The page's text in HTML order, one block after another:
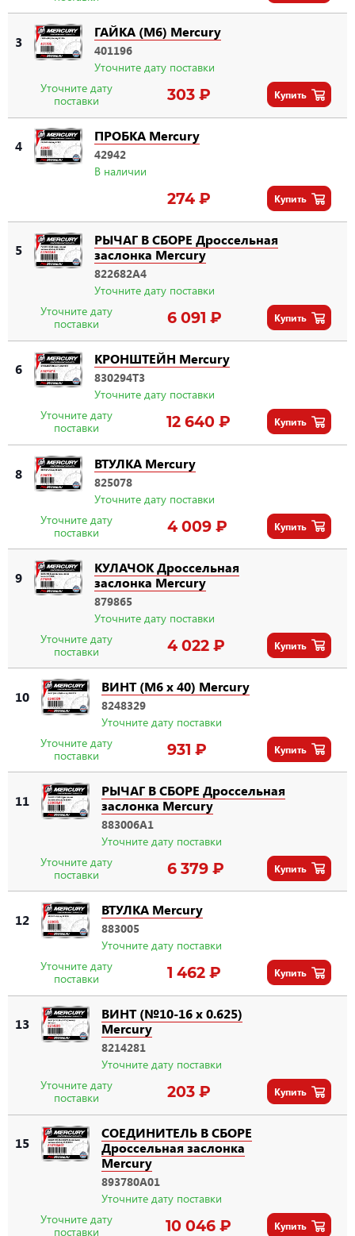
3
ГАЙКА (M6) Mercury
401196
Уточните дату поставки
Уточните дату
поставки
303 ₽ Купить
4
ПРОБКА Mercury
42942
В наличии
274 ₽ Купить
5
РЫЧАГ В СБОРЕ Дроссельная
заслонка Mercury
822682A4
Уточните дату поставки
Уточните дату
поставки
6 091 ₽ Купить
6
КРОНШТЕЙН Mercury
830294T3
Уточните дату поставки
Уточните дату
поставки
12 640 ₽ Купить
8
ВТУЛКА Mercury
825078
Уточните дату поставки
Уточните дату
поставки
4 009 ₽ Купить
9
КУЛАЧОК Дроссельная
заслонка Mercury
879865
Уточните дату поставки
Уточните дату
поставки
4 022 ₽ Купить
10
ВИНТ (M6 x 40) Mercury
8248329
Уточните дату поставки
Уточните дату
поставки
931 ₽ Купить
11
РЫЧАГ В СБОРЕ Дроссельная
заслонка Mercury
883006A1
Уточните дату поставки
Уточните дату
поставки
6 379 ₽ Купить
12
ВТУЛКА Mercury
883005
Уточните дату поставки
Уточните дату
поставки
1 462 ₽ Купить
13
ВИНТ (№10-16 x 0.625)
Mercury
8214281
Уточните дату поставки
Уточните дату
поставки
203 ₽ Купить
15
СОЕДИНИТЕЛЬ В СБОРЕ
Дроссельная заслонка
Mercury
893780A01
Уточните дату поставки
Уточните дату
поставки
10 046 ₽ Купить